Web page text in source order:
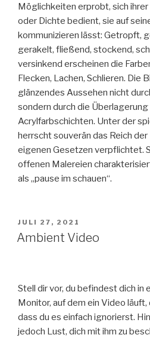
Möglichkeiten erprobt, sich
oder Dichte bedient, sie auf
kommunizieren lässt: Getropft,
gerakelt, fließend, stockend,
versinkend erscheinen die
Flecken, Lachen, Schlieren. Die
glänzendes Aussehen nicht
sondern durch die Überlagerung
Acrylfarbschichten. Unter der
herrscht souverän das Reich der
eigenen Gesetzen verpflichtet.
offenen Malereien
als „pause im schauen“.
VERÖFFENTLICHT
AM
JULI 27, 2021
Ambient Video
Stell dir vor, du befindest dich in
Monitor, auf dem ein Video
dass du es einfach ignorierst.
jedoch Lust, dich mit ihm zu